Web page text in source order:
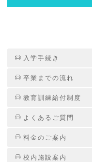
入学手続き
卒業までの流れ
教育訓練給付制度
よくあるご質問
料金のご案内
校内施設案内